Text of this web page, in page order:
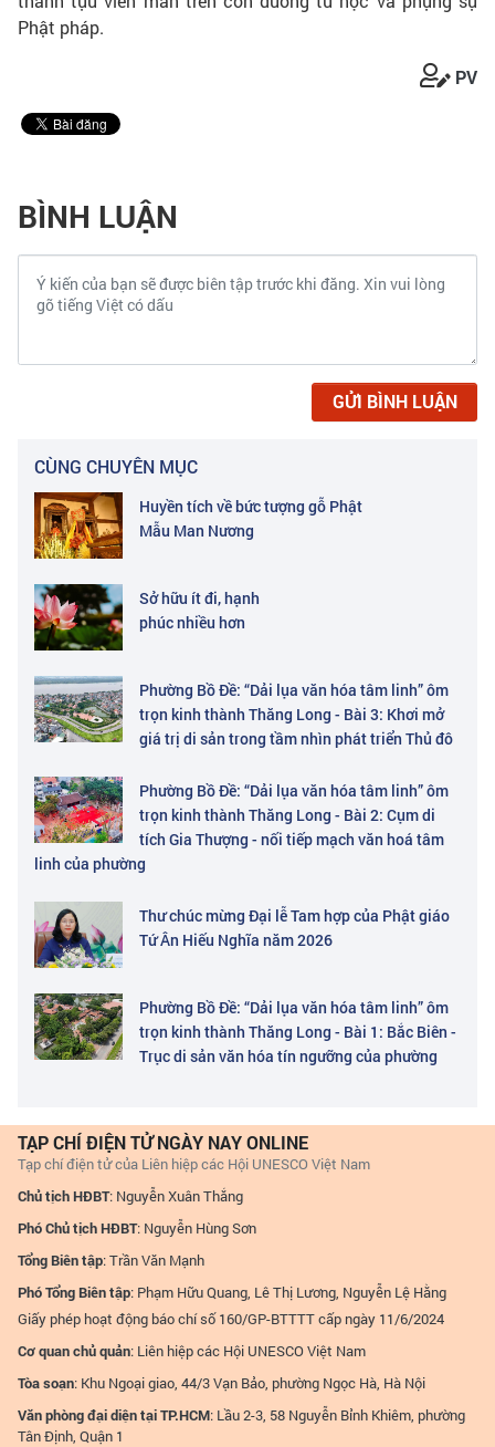
Phật pháp.
PV
BÌNH LUẬN
GỬI BÌNH LUẬN
CÙNG CHUYÊN MỤC
Huyền tích về bức tượng gỗ Phật
Mẫu Man Nương
Sở hữu ít đi, hạnh
phúc nhiều hơn
Phường Bồ Đề: “Dải lụa văn hóa tâm linh” ôm
trọn kinh thành Thăng Long - Bài 3: Khơi mở
giá trị di sản trong tầm nhìn phát triển Thủ đô
Phường Bồ Đề: “Dải lụa văn hóa tâm linh” ôm
trọn kinh thành Thăng Long - Bài 2: Cụm di
tích Gia Thượng - nối tiếp mạch văn hoá tâm
linh của phường
Thư chúc mừng Đại lễ Tam hợp của Phật giáo
Tứ Ân Hiếu Nghĩa năm 2026
Phường Bồ Đề: “Dải lụa văn hóa tâm linh” ôm
trọn kinh thành Thăng Long - Bài 1: Bắc Biên -
Trục di sản văn hóa tín ngưỡng của phường
TẠP CHÍ ĐIỆN TỬ NGÀY NAY ONLINE
Tạp chí điện tử của Liên hiệp các Hội UNESCO Việt Nam
Chủ tịch HĐBT: Nguyễn Xuân Thắng
Phó Chủ tịch HĐBT: Nguyễn Hùng Sơn
Tổng Biên tập: Trần Văn Mạnh
Phó Tổng Biên tập: Phạm Hữu Quang, Lê Thị Lương, Nguyễn Lệ Hằng
Giấy phép hoạt động báo chí số 160/GP-BTTTT cấp ngày 11/6/2024
Cơ quan chủ quản: Liên hiệp các Hội UNESCO Việt Nam
Tòa soạn: Khu Ngoại giao, 44/3 Vạn Bảo, phường Ngọc Hà, Hà Nội
Văn phòng đại diện tại TP.HCM: Lầu 2-3, 58 Nguyễn Bỉnh Khiêm, phường
Tân Định, Quận 1